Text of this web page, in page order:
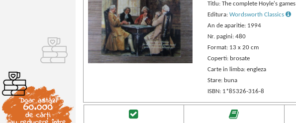
Titlu: The complete Hoyle's games
Editura: Wordsworth Classics
An de aparitie: 1994
Nr. pagini: 480
Format: 13 x 20 cm
Coperti: brosate
Carte in limba: engleza
Stare: buna
ISBN: 1*85326-316-8